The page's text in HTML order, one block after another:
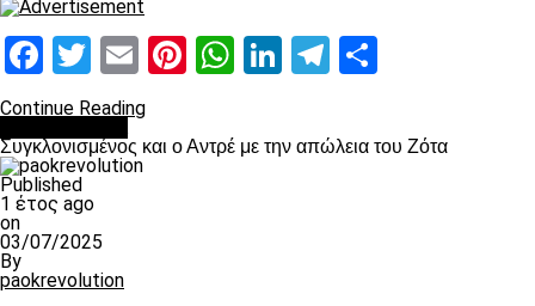
Facebook
Twitter
EmailPinterest
WhatsApp
LinkedIn
Telegram
Continue Reading
Συγκλονισμένος και ο Αντρέ με την απώλεια του Ζότα
Published
1 έτος ago
on
03/07/2025
By
paokrevolution